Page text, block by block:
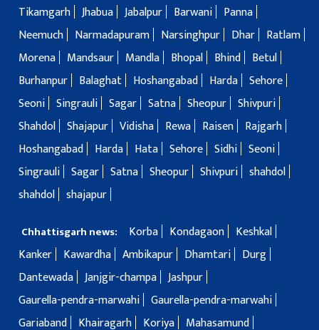
Tikamgarh Jhabua Jabalpur Barwani
Panna
Neemuch
Narmadapuram Narsinghpur Dhar
Ratlam
Morena
Mandsaur Mandla Bhopal Bhind
Betul
Burhanpur
Balaghat Hoshangabad Harda Sehore
Seoni Singrauli Sagar Satna Sheopur Shivpuri
Shahdol Shajapur Vidisha Rewa Raisen
Rajgarh
Hoshangabad
Harda Hata Sehore Sidhi Seoni
Singrauli Sagar Satna Sheopur Shivpuri shahdol
shahdol shajapur
Chhattisgarh news: Korba Kondagaon
Keshkal
Kanker
Kawardha Ambikapur Dhamtari
Durg
Dantewada Janjgir-champa Jashpur
Gaurella-pendra-marwahi Gaurella-pendra-marwahi
Gariaband
Khairagarh Koriya
Mahasamund